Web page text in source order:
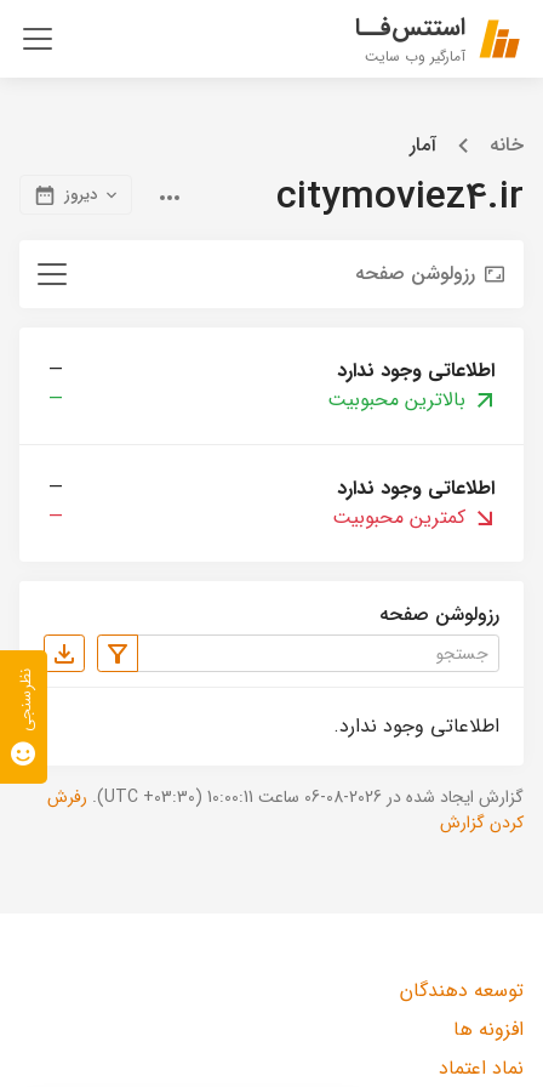
استتس‌فــا
آمارگیر وب سایت
خانه آمار
citymoviez4.ir دیروز
رزولوشن صفحه
اطلاعاتی وجود ندارد
—
بالاترین محبوبیت
—
اطلاعاتی وجود ندارد
—
کمترین محبوبیت
—
رزولوشن صفحه
اطلاعاتی وجود ندارد.
گزارش ایجاد شده در 2026-08-06 ساعت 10:00:11 (UTC +03:30).
رفرش
کردن گزارش
توسعه دهندگان
افزونه ها
نماد اعتماد
نظرسنجی